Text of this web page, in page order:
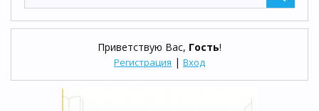
Приветствую Вас, Гость!
Регистрация | Вход